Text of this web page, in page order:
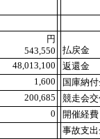
円
543,550
払戻金
48,013,100 返還金
1,600 国庫納
200,685 競走会
0 開催経費
事故支出